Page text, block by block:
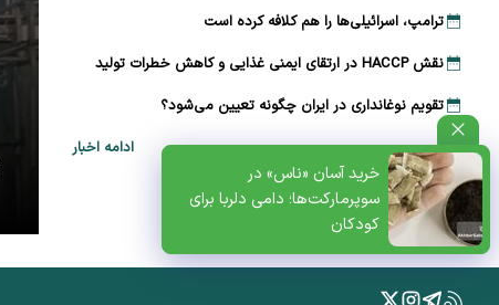
خرید آسان «ناس» در
سوپرمارکت‌ها؛ دامی دلربا برای
کودکان
ترامپ، اسرائیلی‌ها را هم کلافه کرده است
نقش HACCP در ارتقای ایمنی غذایی و کاهش خطرات تولید
تقویم نوغانداری در ایران چگونه تعیین می‌شود؟
ادامه اخبار